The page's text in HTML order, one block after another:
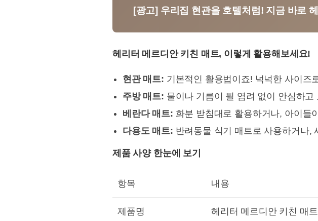
[광고] 우리집 현관을 호텔처럼! 지금 바로
헤리터 메르디안 키친 매트, 이렇게 활용해보세요!
현관 매트: 기본적인 활용법이죠! 넉넉한 사이즈
주방 매트: 물이나 기름이 튈 염려 없이 안심하고
베란다 매트: 화분 받침대로 활용하거나, 아이들
다용도 매트: 반려동물 식기 매트로 사용하거나,
제품 사양 한눈에 보기
항목 내용
제품명 헤리터 메르디안 키친 매트